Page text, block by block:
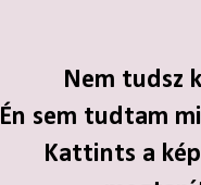
Nem tudsz
Én sem tudtam
Kattints a